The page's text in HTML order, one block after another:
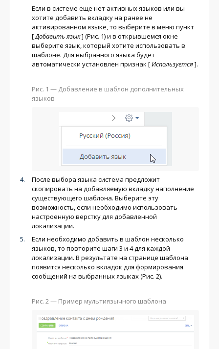
Если в системе еще нет активных языков или вы
хотите добавить вкладку на ранее не
активированном языке, то выберите в меню пункт
[Добавить язык] (Рис. 1) и в открывшемся окне
выберите язык, который хотите использовать в
шаблоне. Для выбранного языка будет
автоматически установлен признак [Используется].
Рис. 1 — Добавление в шаблон дополнительных
языков
После выбора языка система предложит
скопировать на добавляемую вкладку наполнение
существующего шаблона. Выберите эту
возможность, если необходимо использовать
настроенную верстку для добавленной
локализации.
Если необходимо добавить в шаблон несколько
языков, то повторите шаги 3 и 4 для каждой
локализации. В результате на странице шаблона
появится несколько вкладок для формирования
сообщений на выбранных языках (Рис. 2).
Рис. 2 — Пример мультиязычного шаблона